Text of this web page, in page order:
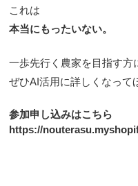
これは
本当にもったいない。
一歩先行く農家を目指す方
ぜひAI活用に詳しくなって
参加申し込みはこちら
https://